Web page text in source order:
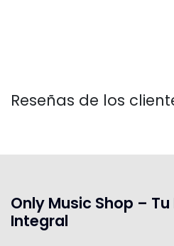
Reseñas de los
Only Music Shop –
Integral